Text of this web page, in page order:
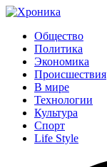
Общество
Политика
Экономика
Происшествия
В мире
Технологии
Культура
Спорт
Life Style